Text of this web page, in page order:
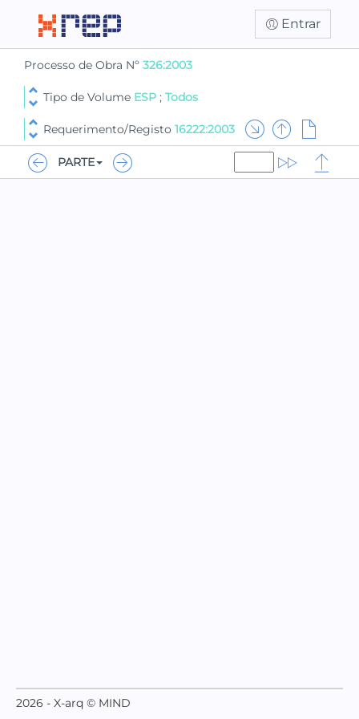
Entrar
Processo de Obra Nº 326:2003
Tipo de Volume ESP ; Todos
Requerimento/Registo 16222:2003
PARTE
2026 - X-arq © MIND